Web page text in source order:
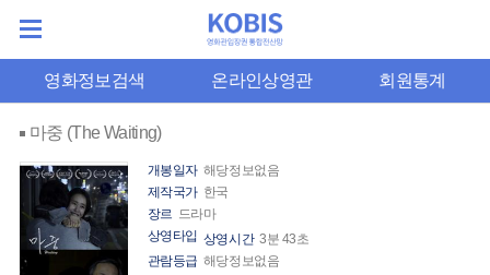
영화정보검색 온라인상영관 회원통계
마중 (The Waiting)
개봉일자 해당정보없음
제작국가 한국
장르 드라마
상영타입 상영시간 3분 43초
관람등급 해당정보없음